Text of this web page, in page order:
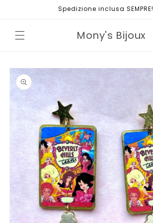
Spedizione inclusa SEMPRE!
Mony's Bijoux
Passa alle
informazioni
sul prodotto